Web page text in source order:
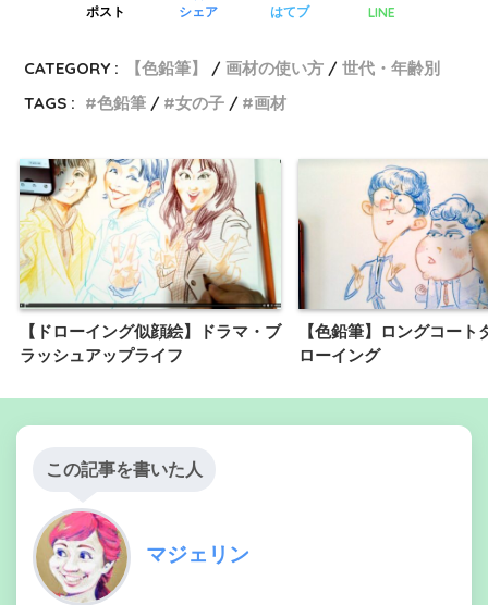
ポスト シェア はてブ LINE
CATEGORY : 【色鉛筆】 画材の使い方
世代・年齢別
TAGS :
色鉛筆 女の子 画材
【ドローイング似顔絵】ドラマ・ブ
ラッシュアップライフ
【色鉛筆】ロングコート
ローイング
この記事を書いた人
マジェリン